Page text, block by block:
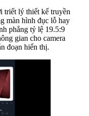
triết lý thiết kế truyền
màn hình đục lỗ hay
phẳng tỷ lệ 19.5:9
gian cho camera
đoạn hiển thị.